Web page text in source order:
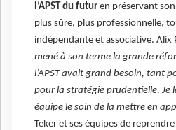
l’APST du futur en préservant
plus sûre, plus professionnelle,
indépendante et associative.
mené à son terme la grande
l’APST avait grand besoin, tant
pour la stratégie prudentielle. Je
équipe le soin de la mettre en
Teker et ses équipes de